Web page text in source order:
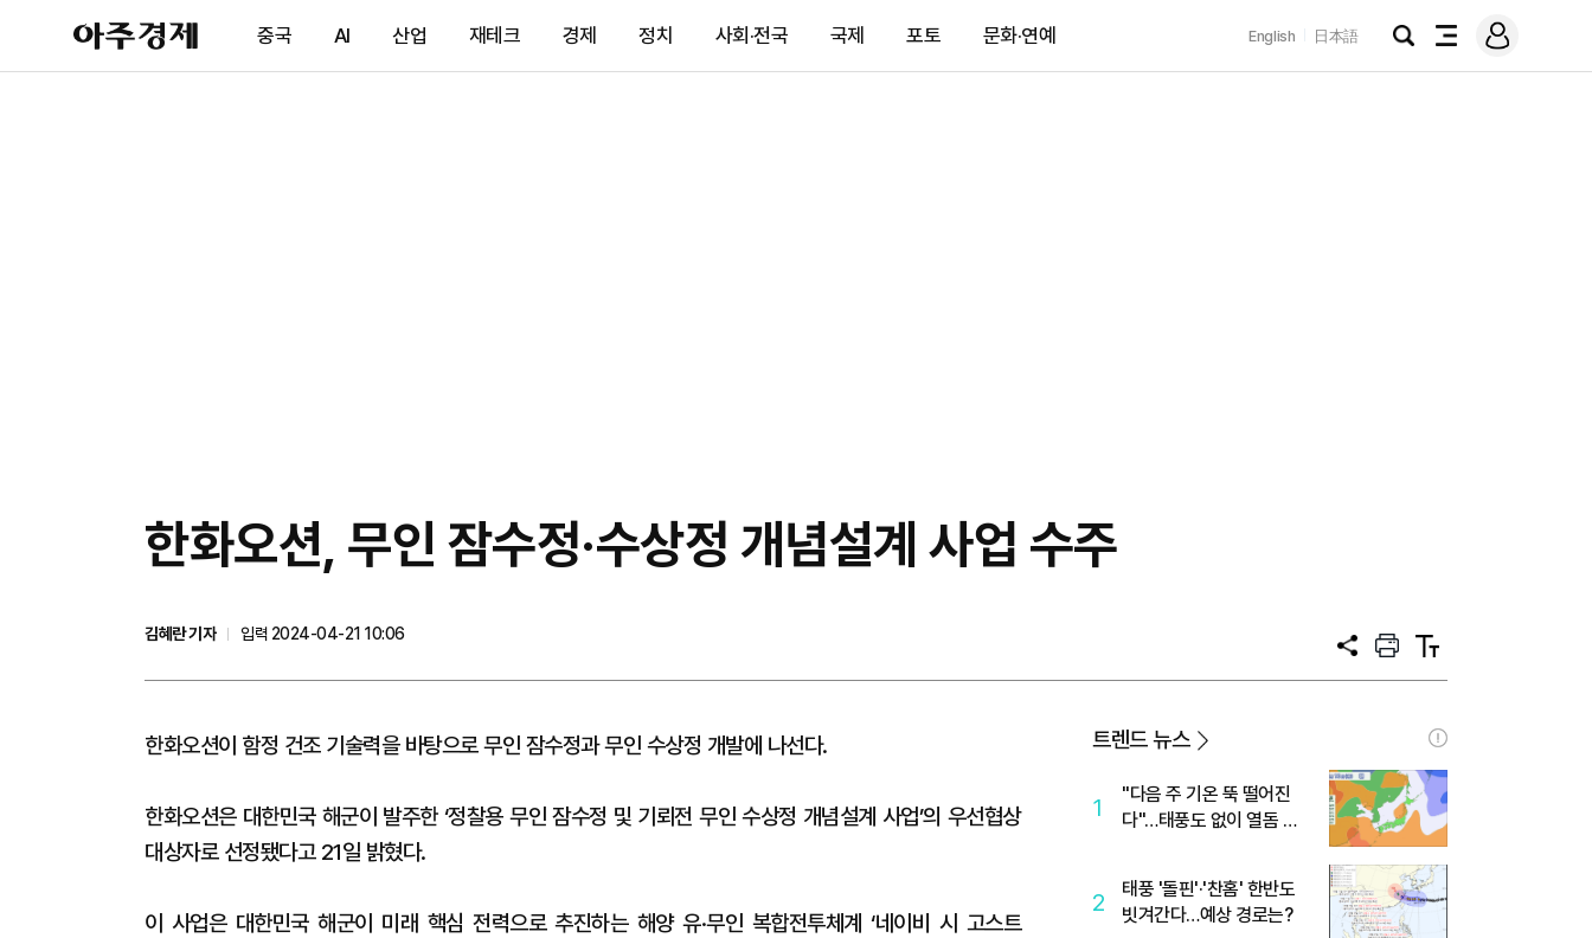
아
주
제
중국 AI 산업 재테크 경제 정치 사회·전국 국제 포토 문화·연예 English 日本語
검
전
메
그
한화오션, 무인 잠수정·수상정 개념설계 사업 수주
김혜란 기자
입력 2024-04-21 10:06
공
프
트
텍
트
한화오션이 함정 건조 기술력을 바탕으로 무인 잠수정과 무인 수상정 개발에 나선다.
한화오션은 대한민국 해군이 발주한 ‘정찰용 무인 잠수정 및 기뢰전 무인 수상정 개념설계 사업’의 우선협상
대상자로 선정됐다고 21일 밝혔다.
이 사업은 대한민국 해군이 미래 핵심 전력으로 추진하는 해양 유·무인 복합전투체계 ‘네이비 시 고스트
트렌드 뉴스
1
"다음 주 기온 뚝 떨어진
다"…태풍도 없이 열돔 박
2
태풍 '돌핀'·'찬홈' 한반도
빗겨간다…예상 경로는?